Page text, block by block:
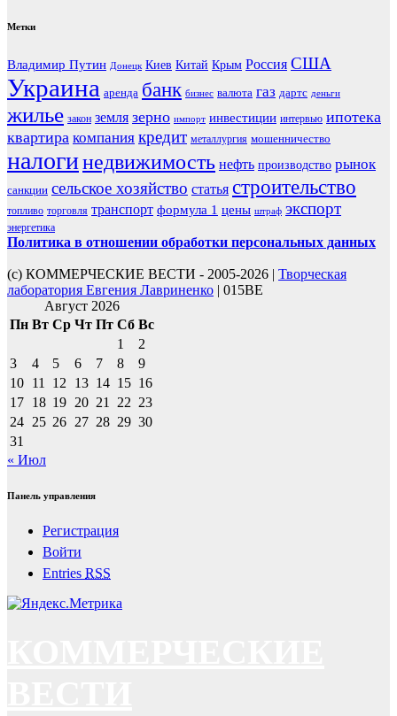
Метки
Владимир Путин Донецк Киев Китай Крым Россия США
Украина аренда банк бизнес валюта газ дартс деньги
жилье закон земля зерно импорт инвестиции интервью ипотека
квартира компания кредит металлургия мошенничество
налогинедвижимость нефть производство рынок
санкции сельское хозяйство статья строительство
топливо торговля транспорт формула 1 цены штраф экспорт
энергетика
Политика в отношении обработки персональных данных
(с) КОММЕРЧЕСКИЕ ВЕСТИ - 2005-2026 | Творческая
лаборатория Евгения Лавриненко | 015BE
Август 2026
Пн Вт Ср Чт Пт Сб Вс
1
2
3
4 5 6 7 8
9
10 11 12 13 14 15 16
17 18 19 20 21 22 23
24 25 26 27 28 29 30
31
« Июл
Панель управления
Регистрация
Войти
Entries RSS